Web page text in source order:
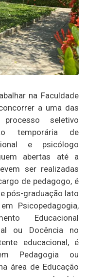
na Faculdade
a uma das
seletivo
temporária de
e psicólogo
abertas até a
ser realizadas
de pedagogo, é
pós-graduação lato
Psicopedagogia,
Educacional
ou Docência no
educacional, é
Pedagogia ou
área de Educação